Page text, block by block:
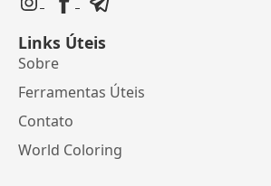
Links Úteis
Sobre
Ferramentas Úteis
Contato
World Coloring